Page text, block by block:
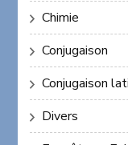
Chimie
Conjugaison
Conjugaison
Divers